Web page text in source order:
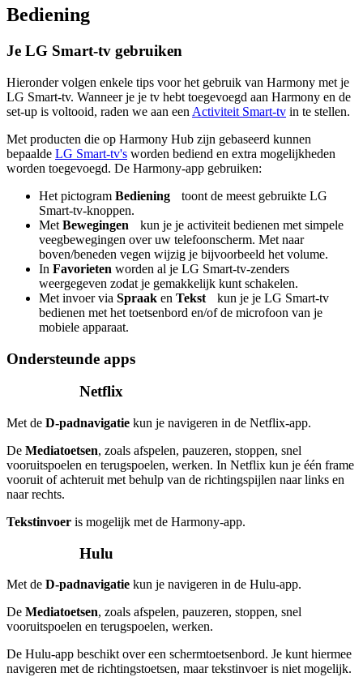
Bediening
Je LG Smart-tv gebruiken
Hieronder volgen enkele tips voor het gebruik van Harmony met je
LG Smart-tv. Wanneer je je tv hebt toegevoegd aan Harmony en de
set-up is voltooid, raden we aan een Activiteit Smart-tv in te stellen.
Met producten die op Harmony Hub zijn gebaseerd kunnen
bepaalde LG Smart-tv's worden bediend en extra mogelijkheden
worden toegevoegd. De Harmony-app gebruiken:
Het pictogram Bediening
toont de meest gebruikte LG
Smart-tv-knoppen.
Met Bewegingen
kun je je activiteit bedienen met simpele
veegbewegingen over uw telefoonscherm. Met naar
boven/beneden vegen wijzig je bijvoorbeeld het volume.
In Favorieten worden al je LG Smart-tv-zenders
weergegeven zodat je gemakkelijk kunt schakelen.
Met invoer via Spraak en Tekst
kun je je LG Smart-tv
bedienen met het toetsenbord en/of de microfoon van je
mobiele apparaat.
Ondersteunde apps
Netflix
Met de D-padnavigatie kun je navigeren in de Netflix-app.
De Mediatoetsen, zoals afspelen, pauzeren, stoppen, snel
vooruitspoelen en terugspoelen, werken. In Netflix kun je één frame
vooruit of achteruit met behulp van de richtingspijlen naar links en
naar rechts.
Tekstinvoer is mogelijk met de Harmony-app.
Hulu
Met de D-padnavigatie kun je navigeren in de Hulu-app.
De Mediatoetsen, zoals afspelen, pauzeren, stoppen, snel
vooruitspoelen en terugspoelen, werken.
De Hulu-app beschikt over een schermtoetsenbord. Je kunt hiermee
navigeren met de richtingstoetsen, maar tekstinvoer is niet mogelijk.